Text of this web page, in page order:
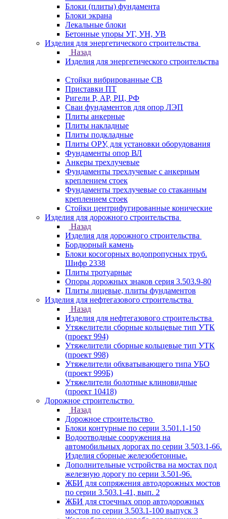
Блоки (плиты) фундамента
Блоки экрана
Лекальные блоки
Бетонные упоры УГ, УН, УВ
Изделия для энергетического строительства
Назад
Изделия для энергетического строительства
Стойки вибрированные СВ
Приставки ПТ
Ригели Р, АР, РЦ, РФ
Сваи фундаментов для опор ЛЭП
Плиты анкерные
Плиты накладные
Плиты подкладные
Плиты ОРУ, для установки оборудования
Фундаменты опор ВЛ
Анкеры трехлучевые
Фундаменты трехлучевые с анкерным
креплением стоек
Фундаменты трехлучевые со стаканным
креплением стоек
Стойки центрифугированные конические
Изделия для дорожного строительства
Назад
Изделия для дорожного строительства
Бордюрный камень
Блоки косогорных водопропусных труб.
Шифр 2338
Плиты тротуарные
Опоры дорожных знаков серия 3.503.9-80
Плиты лицевые, плиты фундаментов
Изделия для нефтегазового строительства
Назад
Изделия для нефтегазового строительства
Утяжелители сборные кольцевые тип УТК
(проект 994)
Утяжелители сборные кольцевые тип УТК
(проект 998)
Утяжелители обхватывающего типа УБО
(проект 999Б)
Утяжелители болотные клиновидные
(проект 10418)
Дорожное строительство
Назад
Дорожное строительство
Блоки контурные по серии 3.501.1-150
Водоотводные сооружения на
автомобильных дорогах по серии 3.503.1-66.
Изделия сборные железобетонные.
Дополнительные устройства на мостах под
железную дорогу по серии 3.501-96.
ЖБИ для сопряжения автодорожных мостов
по серии 3.503.1-41, вып. 2
ЖБИ для стоечных опор автодорожных
мостов по серии 3.503.1-100 выпуск 3